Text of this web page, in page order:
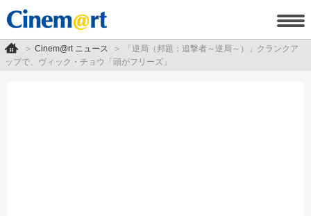
Cinem@rt ニュース
「逆局（邦題：追撃者～逆局～）」クランクア
ップで、ヴィック・チョウ「頭がフリーズ」